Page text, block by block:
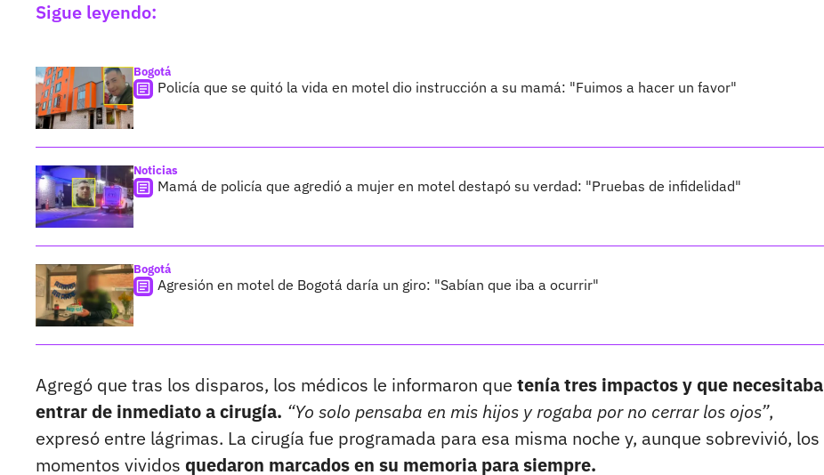
Sigue leyendo:
Bogotá
Policía que se quitó la vida en motel dio instrucción a su mamá: "Fuimos a hacer un favor"
Noticias
Mamá de policía que agredió a mujer en motel destapó su verdad: "Pruebas de infidelidad"
Bogotá
Agresión en motel de Bogotá daría un giro: "Sabían que iba a ocurrir"
Agregó que tras los disparos, los médicos le informaron que tenía tres impactos y que necesitaba
entrar de inmediato a cirugía. “Yo solo pensaba en mis hijos y rogaba por no cerrar los ojos”,
expresó entre lágrimas. La cirugía fue programada para esa misma noche y, aunque sobrevivió, los
momentos vividos quedaron marcados en su memoria para siempre.